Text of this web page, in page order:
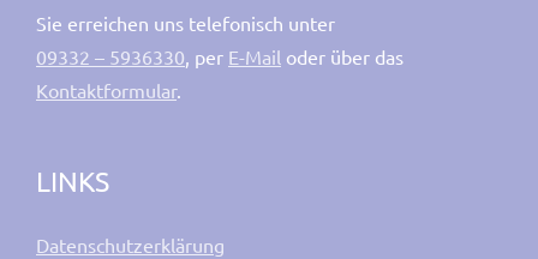
Sie erreichen uns telefonisch unter
09332 – 5936330 , per E-Mail oder über das
Kontaktformular.
LINKS
Datenschutzerklärung